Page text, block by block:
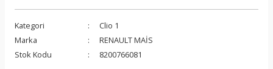
Kategori
Clio 1
Marka
RENAULT MAİS
Stok Kodu
8200766081